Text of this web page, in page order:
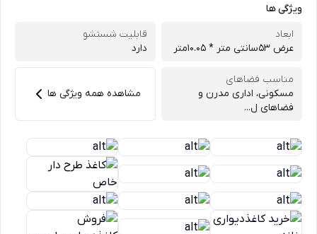
ویژگی ها
ابعاد
عرض 53سانتی متر * 10.05متر
قابلیت شستشو
دارد
مناسب فضاهای
مسکونی، اداری مدرن و
فضاهای ل...
مشاهده همه ویژگی ها